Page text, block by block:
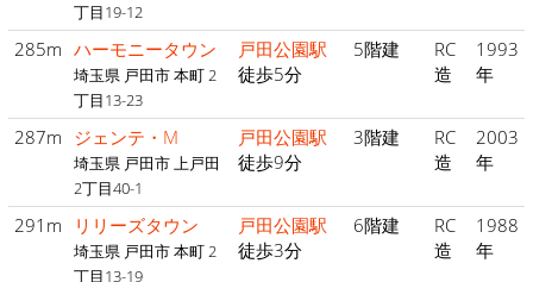
丁目19-12
285m ハーモニータウン
埼玉県 戸田市 本町 2
丁目13-23
戸田公園駅
徒歩5分
5階建
RC
造
1993
年
287m ジェンテ・M
埼玉県 戸田市 上戸田
2丁目40-1
戸田公園駅
徒歩9分
3階建
RC
造
2003
年
291m リリーズタウン
埼玉県 戸田市 本町 2
丁目13-19
戸田公園駅
徒歩3分
6階建
RC
造
1988
年